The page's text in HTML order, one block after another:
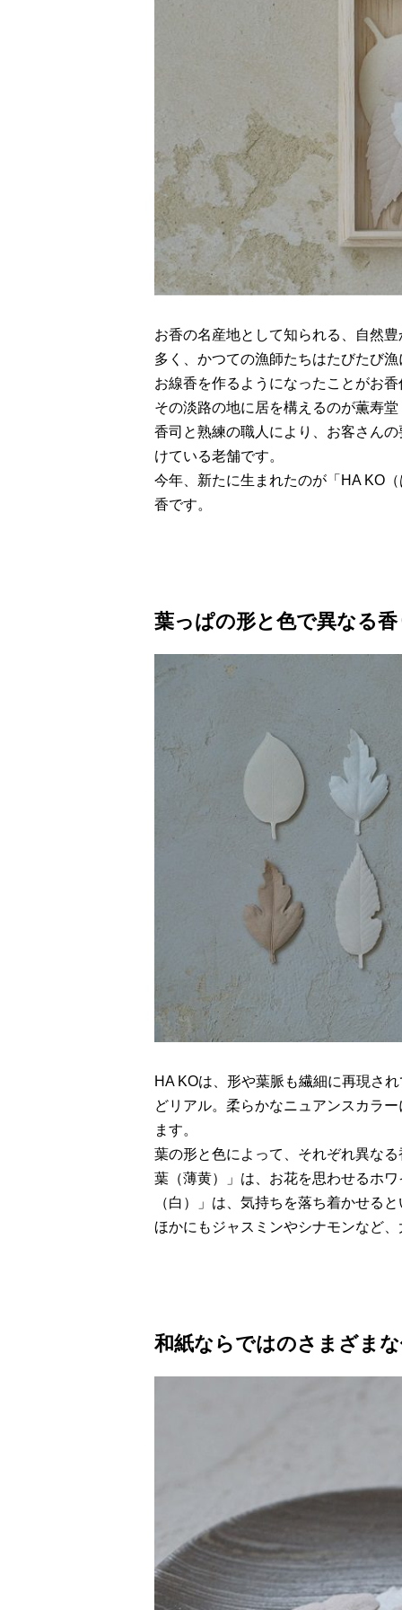
お香の名産地として知られる、自然
多く、かつての漁師たちはたびたび
お線香を作るようになったことがお
その淡路の地に居を構えるのが薫寿
香司と熟練の職人により、お客さん
けている老舗です。
今年、新たに生まれたのが「HA KO
香です。
葉っぱの形と色で異なる香
HA KOは、形や葉脈も繊細に再現さ
どリアル。柔らかなニュアンスカラ
ます。
葉の形と色によって、それぞれ異な
葉（薄黄）」は、お花を思わせるホ
（白）」は、気持ちを落ち着かせる
ほかにもジャスミンやシナモンなど
和紙ならではのさまざま